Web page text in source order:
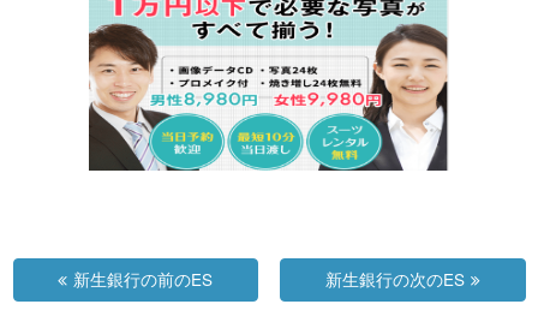
新生銀行の前のES 新生銀行の次のES